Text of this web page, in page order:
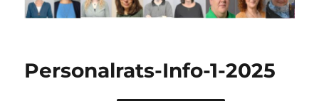
Personalrats-Info-1-2025